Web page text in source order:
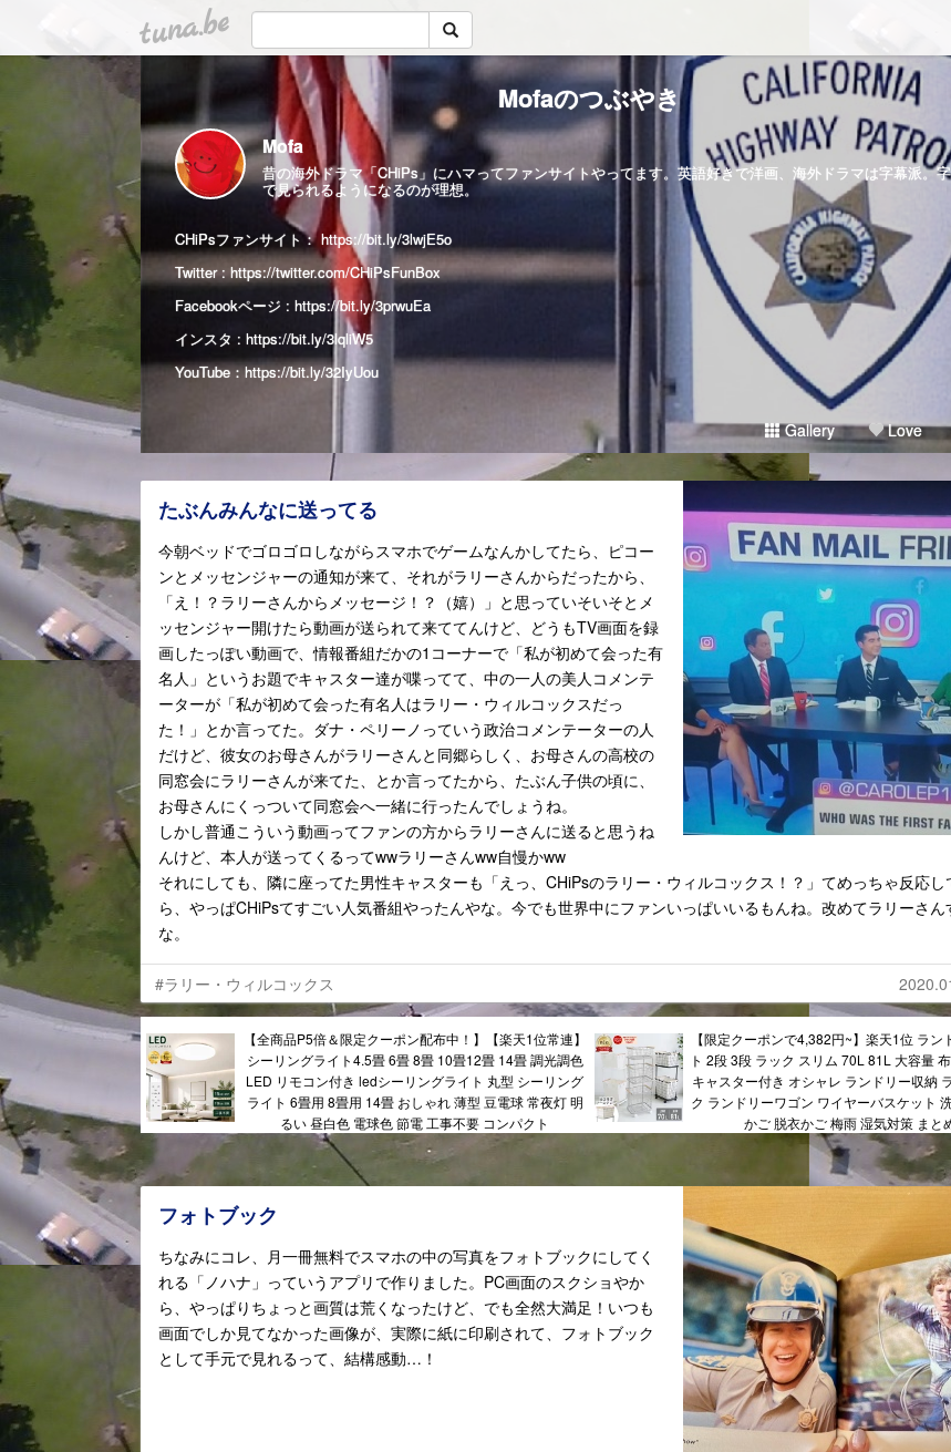
tuna.be
Mofaのつぶやき
Mofa
昔の海外ドラマ「CHiPs」にハマってファンサイトやってます。英語好きで洋画、海外ドラマは字幕派。
で見られるようになるのが理想。
CHiPsファンサイト：https://bit.ly/3lwjE5o
Twitter : https://twitter.com/CHiPsFunBox
Facebookページ : https://bit.ly/3prwuEa
インスタ : https://bit.ly/3lqliW5
YouTube：https://bit.ly/32IyUou
Gallery Love
たぶんみんなに送ってる
今朝ベッドでゴロゴロしながらスマホでゲームなんかしてたら、ピコー
ンとメッセンジャーの通知が来て、それがラリーさんからだったから、
「え！？ラリーさんからメッセージ！？（嬉）」と思っていそいそとメ
ッセンジャー開けたら動画が送られて来ててんけど、どうもTV画面を録
画したっぽい動画で、情報番組だかの1コーナーで「私が初めて会った有
名人」というお題でキャスター達が喋ってて、中の一人の美人コメンテ
ーターが「私が初めて会った有名人はラリー・ウィルコックスだっ
た！」とか言ってた。ダナ・ペリーノっていう政治コメンテーターの人
だけど、彼女のお母さんがラリーさんと同郷らしく、お母さんの高校の
同窓会にラリーさんが来てた、とか言ってたから、たぶん子供の頃に、
お母さんにくっついて同窓会へ一緒に行ったんでしょうね。
しかし普通こういう動画ってファンの方からラリーさんに送ると思うね
んけど、本人が送ってくるってwwラリーさんww自慢かww
それにしても、隣に座ってた男性キャスターも「えっ、CHiPsのラリー・ウィルコックス！？」てめっちゃ反応し
ら、やっぱCHiPsてすごい人気番組やったんやな。今でも世界中にファンいっぱいいるもんね。改めてラリーさん
な。
#ラリー・ウィルコックス
【全商品P5倍＆限定クーポン配布中！】【楽天1位常連】
シーリングライト4.5畳 6畳 8畳 10畳12畳 14畳 調光調色
LED リモコン付き ledシーリングライト 丸型 シーリング
ライト 6畳用 8畳用 14畳 おしゃれ 薄型 豆電球 常夜灯 明
るい 昼白色 電球色 節電 工事不要 コンパクト
【限定クーポンで4,382円~】楽天1位 ラン
ト 2段 3段 ラック スリム 70L 81L 大容量
キャスター付き オシャレ ランドリー収納
ク ランドリーワゴン ワイヤーバスケット
かご 脱衣かご 梅雨 湿気対策 まと
フォトブック
ちなみにコレ、月一冊無料でスマホの中の写真をフォトブックにしてく
れる「ノハナ」っていうアプリで作りました。PC画面のスクショやか
ら、やっぱりちょっと画質は荒くなったけど、でも全然大満足！いつも
画面でしか見てなかった画像が、実際に紙に印刷されて、フォトブック
として手元で見れるって、結構感動…！